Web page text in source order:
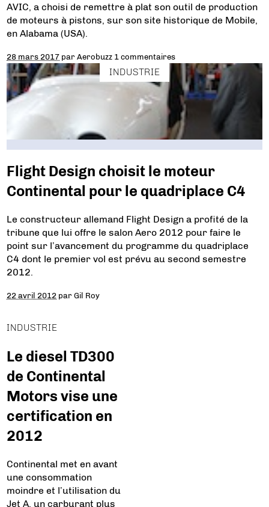
AVIC, a choisi de remettre à plat son outil de production
de moteurs à pistons, sur son site historique de Mobile,
en Alabama (USA).
28 mars 2017 parAerobuzz 1 commentaires
INDUSTRIE
Flight Design choisit le moteur
Continental pour le quadriplace C4
Le constructeur allemand Flight Design a profité de la
tribune que lui offre le salon Aero 2012 pour faire le
point sur l’avancement du programme du quadriplace
C4 dont le premier vol est prévu au second semestre
2012.
22 avril 2012 parGil Roy
INDUSTRIE
Le diesel TD300
de Continental
Motors vise une
certification en
2012
Continental met en avant
une consommation
moindre et l’utilisation du
Jet A, un carburant plus